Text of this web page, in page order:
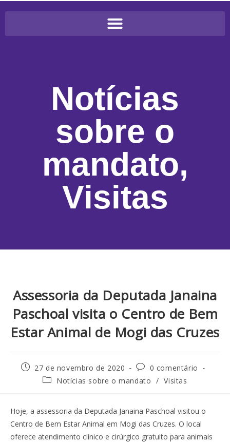
Notícias
sobre o
mandato,
Visitas
Assessoria da Deputada Janaina
Paschoal visita o Centro de Bem
Estar Animal de Mogi das Cruzes
27 de novembro de 2020
0 comentário
Notícias sobre o mandato / Visitas
Hoje, a assessoria da Deputada Janaina Paschoal visitou o
Centro de Bem Estar Animal em Mogi das Cruzes. O local
oferece atendimento clínico e cirúrgico gratuito para animais